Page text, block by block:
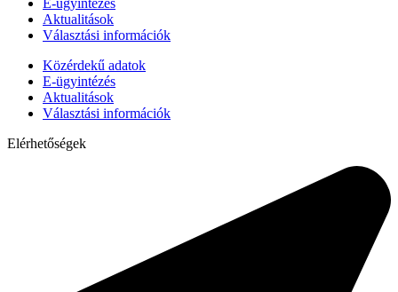
E-ügyintézés
Aktualitások
Választási információk
Közérdekű adatok
E-ügyintézés
Aktualitások
Választási információk
Elérhetőségek